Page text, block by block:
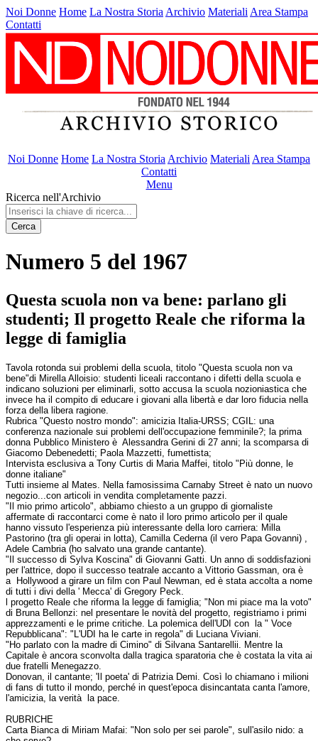
Noi Donne Home La Nostra Storia Archivio Materiali Area Stampa
Contatti
Noi Donne Home La Nostra Storia Archivio Materiali Area Stampa
Contatti
Menu
Ricerca nell'Archivio
Cerca
Numero 5 del 1967
Questa scuola non va bene: parlano gli
studenti; Il progetto Reale che riforma la
legge di famiglia
Tavola rotonda sui problemi della scuola, titolo "Questa scuola non va
bene"di Mirella Alloisio: studenti liceali raccontano i difetti della scuola e
indicano soluzioni per eliminarli, sotto accusa la scuola nozioniastica che
invece ha il compito di educare i giovani alla libertà e dar loro fiducia nella
forza della libera ragione.
Rubrica "Questo nostro mondo": amicizia Italia-URSS; CGIL: una
conferenza nazionale sui problemi dell'occupazione femminile?; la prima
donna Pubblico Ministero è Alessandra Gerini di 27 anni; la scomparsa di
Giacomo Debenedetti; Paola Mazzetti, fumettista;
Intervista esclusiva a Tony Curtis di Maria Maffei, titolo "Più donne, le
donne italiane"
Tutti insieme al Mates. Nella famosissima Carnaby Street è nato un nuovo
negozio...con articoli in vendita completamente pazzi.
"Il mio primo articolo", abbiamo chiesto a un gruppo di giornaliste
affermate di raccontarci come è nato il loro primo articolo per il quale
hanno vissuto l'esperienza più interessante della loro carriera: Milla
Pastorino (tra gli operai in lotta), Camilla Cederna (il vero Papa Govanni) ,
Adele Cambria (ho salvato una grande cantante).
"Il successo di Sylva Koscina" di Giovanni Gatti. Un anno di soddisfazioni
per l'attrice, dopo il successo teatrale accanto a Vittorio Gassman, ora è
a Hollywood a girare un film con Paul Newman, ed è stata accolta a nome
di tutti i divi della ' Mecca' di Gregory Peck.
l progetto Reale che riforma la legge di famiglia; "Non mi piace ma la voto"
di Bruna Bellonzi: nel presentare le novità del progetto, registriamo i primi
apprezzamenti e le prime critiche. La polemica dell'UDI con la " Voce
Repubblicana": "L'UDI ha le carte in regola" di Luciana Viviani.
"Ho parlato con la madre di Cimino" di Silvana Santarellii. Mentre la
Capitale è ancora sconvolta dalla tragica sparatoria che è costata la vita ai
due fratelli Menegazzo.
Donovan, il cantante; 'Il poeta' di Patrizia Demi. Così lo chiamano i milioni
di fans di tutto il mondo, perché in quest'epoca disincantata canta l'amore,
l'amicizia, la verità la pace.
RUBRICHE
Carta Bianca di Miriam Mafai: "Non solo per sei parole", sull'asilo nido: a